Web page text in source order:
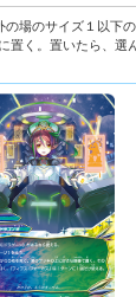
場のサイズ１以下
置く。置いたら、選